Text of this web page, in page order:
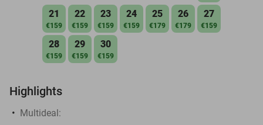
21
€159
22
€159
23
€159
24
€159
25
€179
26
€179
27
€159
28
€159
29
€159
30
€159
Highlights
Multideal: